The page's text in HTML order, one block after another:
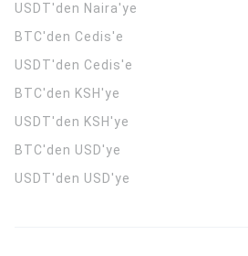
USDT'den Naira'ye
BTC'den Cedis'e
USDT'den Cedis'e
BTC'den KSH'ye
USDT'den KSH'ye
BTC'den USD'ye
USDT'den USD'ye